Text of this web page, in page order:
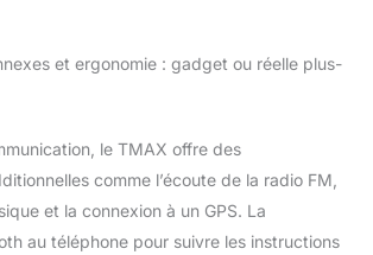
et ergonomie : gadget ou réelle plus-
le TMAX offre des
comme l’écoute de la radio FM,
et la connexion à un GPS. La
au téléphone pour suivre les instructions